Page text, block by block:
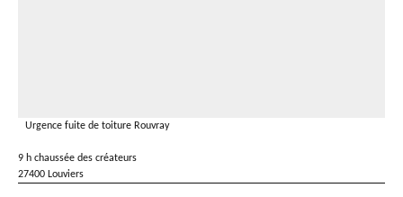
Urgence fuite de toiture Rouvray
9 h chaussée des créateurs
27400 Louviers